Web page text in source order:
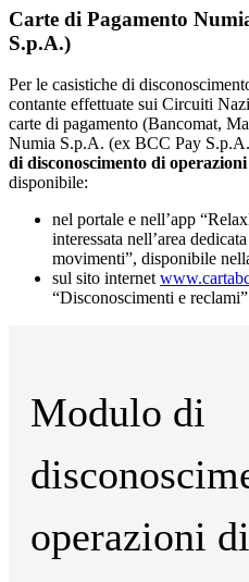
Carte di Pagamento
S.p.A.)
Per le casistiche di
contante effettuate sui Circuiti
carte di pagamento (Bancomat,
Numia S.p.A. (ex BCC Pay
di disconoscimento di
disponibile:
nel portale e nell’app
interessata nell’area
movimenti”, disponibile
sul sito internet
“Disconoscimenti e
Modulo di
operazioni